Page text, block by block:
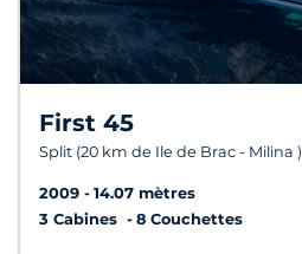
First 45
Split (20 km de Ile de Brac - Milina )
2009
14.07 mètres
3 Cabines
8 Couchettes